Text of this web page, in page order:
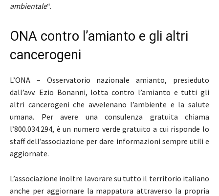
ambientale“.
ONA contro l’amianto e gli altri
cancerogeni
L’ONA – Osservatorio nazionale amianto, presieduto
dall’avv. Ezio Bonanni, lotta contro l’amianto e tutti gli
altri cancerogeni che avvelenano l’ambiente e la salute
umana. Per avere una consulenza gratuita chiama
l’800.034.294, è un numero verde gratuito a cui risponde lo
staff dell’associazione per dare informazioni sempre utili e
aggiornate.
L’associazione inoltre lavorare su tutto il territorio italiano
anche per aggiornare la mappatura attraverso la propria